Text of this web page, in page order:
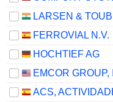
FERROVIAL N.V.
HOCHTIEF AG
EMCOR GROUP,